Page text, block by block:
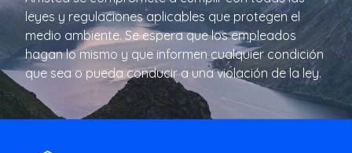
leyes y regulaciones aplicables que protegen el
medio ambiente. Se espera que los empleados
hagan lo mismo y que informen cualquier condición
que sea o pueda conducir a una violación de la ley.